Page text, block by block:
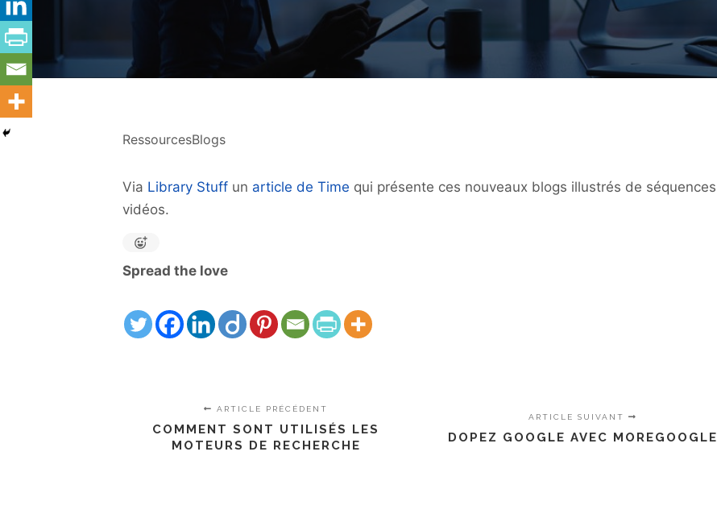
RessourcesBlogs
Via Library Stuff un article de Time qui présente ces nouveaux blogs illustrés de séquences
vidéos.
Spread the love
ARTICLE PRÉCÉDENT
COMMENT SONT UTILISÉS LES
MOTEURS DE RECHERCHE
ARTICLE SUIVANT
DOPEZ GOOGLE AVEC MOREGOOGLE